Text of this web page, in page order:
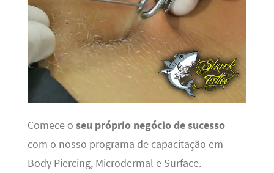
Comece o seu próprio negócio de sucesso
com o nosso programa de capacitação em
Body Piercing, Microdermal e Surface.